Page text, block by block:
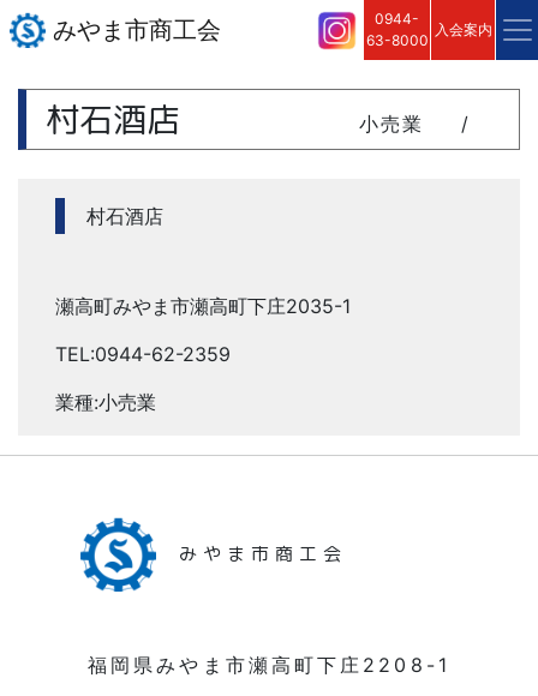
みやま市商工会
0944-
63-8000
入会案内
村石酒店 小売業 /
村石酒店
瀬高町みやま市瀬高町下庄2035-1
TEL:0944-62-2359
業種:小売業
みやま市商工会
福岡県みやま市瀬高町下庄2208-1